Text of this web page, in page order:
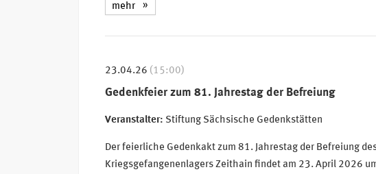
mehr
23.04.26 (15:00)
Gedenkfeier zum 81. Jahrestag der Befreiung
Veranstalter: Stiftung Sächsische Gedenkstätten
Der feierliche Gedenkakt zum 81. Jahrestag der Befreiung
Kriegsgefangenenlagers Zeithain findet am 23. April 2026